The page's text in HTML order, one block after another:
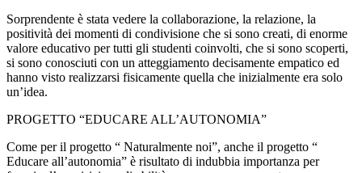
Sorprendente è stata vedere la collaborazione, la relazione, la
positività dei momenti di condivisione che si sono creati, di enorme
valore educativo per tutti gli studenti coinvolti, che si sono scoperti,
si sono conosciuti con un atteggiamento decisamente empatico ed
hanno visto realizzarsi fisicamente quella che inizialmente era solo
un’idea.
PROGETTO “EDUCARE ALL’AUTONOMIA”
Come per il progetto “ Naturalmente noi”, anche il progetto “
Educare all’autonomia” è risultato di indubbia importanza per